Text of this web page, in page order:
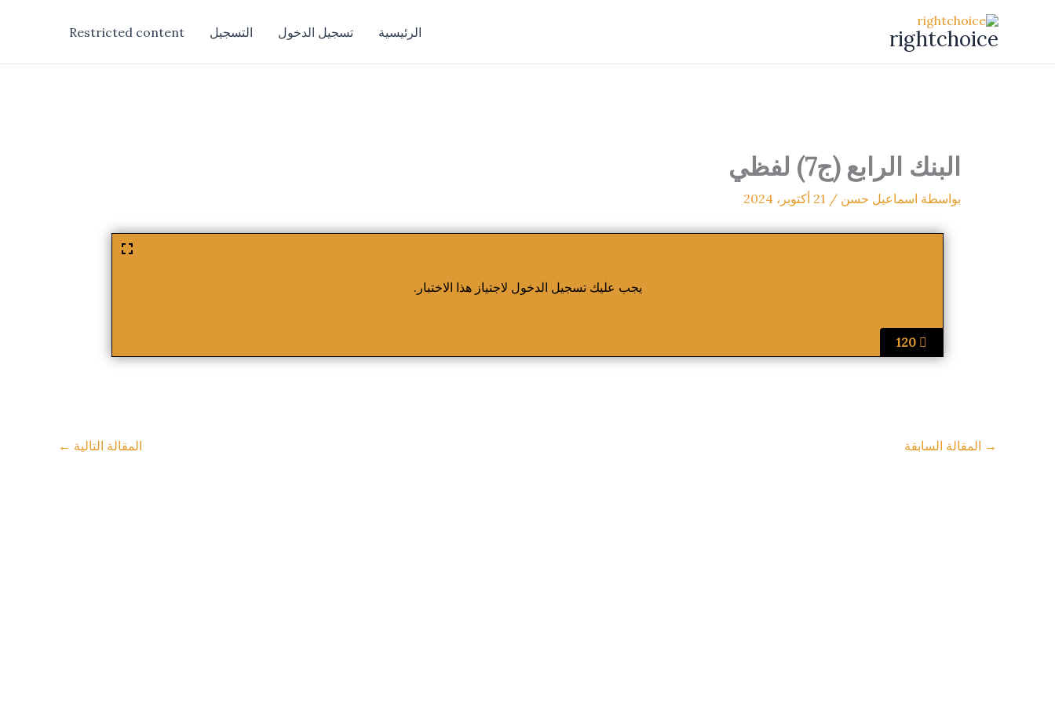
rightchoice الرئيسية تسجيل الدخول التسجيل Restricted content
البنك الرابع (ج7) لفظي
بواسطة اسماعيل حسن / 21 أكتوبر، 2024
120
يجب عليك تسجيل الدخول لاجتياز هذا الاختبار.
→ المقالة السابقة المقالة التالية ←